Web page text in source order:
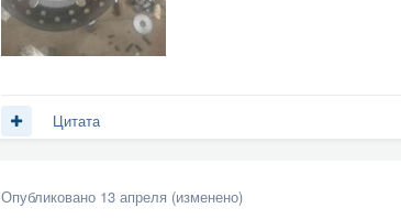
Цитата
Опубликовано 13 апреля (изменено)